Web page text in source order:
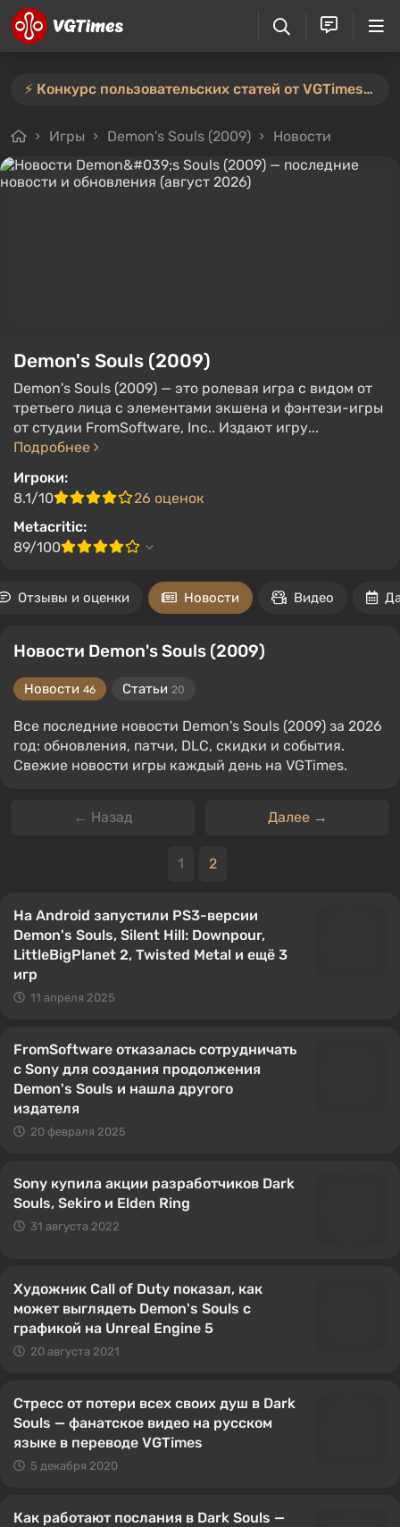
⚡️ Конкурс пользовательских статей от VGTimes продлён — участвуйте тут ⚡️
Игры Demon's Souls (2009) Новости
Demon's Souls (2009)
Demon's Souls (2009) — это ролевая игра с видом от
третьего лица с элементами экшена и фэнтези-игры
от студии FromSoftware, Inc.. Издают игру...
Подробнее
Игроки:
8.1/10
26 оценок
Metacritic:
89/100
Отзывы и оценки Новости Видео
Новости Demon's Souls (2009)
Новости 46 Статьи 20
Все последние новости Demon's Souls (2009) за 2026
год: обновления, патчи, DLC, скидки и события.
Свежие новости игры каждый день на VGTimes.
← Назад Далее →
1 2
На Android запустили PS3-версии
Demon's Souls, Silent Hill: Downpour,
LittleBigPlanet 2, Twisted Metal и ещё 3
игр
11 апреля 2025
FromSoftware отказалась сотрудничать
с Sony для создания продолжения
Demon's Souls и нашла другого
издателя
20 февраля 2025
Sony купила акции разработчиков Dark
Souls, Sekiro и Elden Ring
31 августа 2022
Художник Call of Duty показал, как
может выглядеть Demon's Souls с
графикой на Unreal Engine 5
20 августа 2021
Стресс от потери всех своих душ в Dark
Souls — фанатское видео на русском
языке в переводе VGTimes
5 декабря 2020
Как работают послания в Dark Souls —